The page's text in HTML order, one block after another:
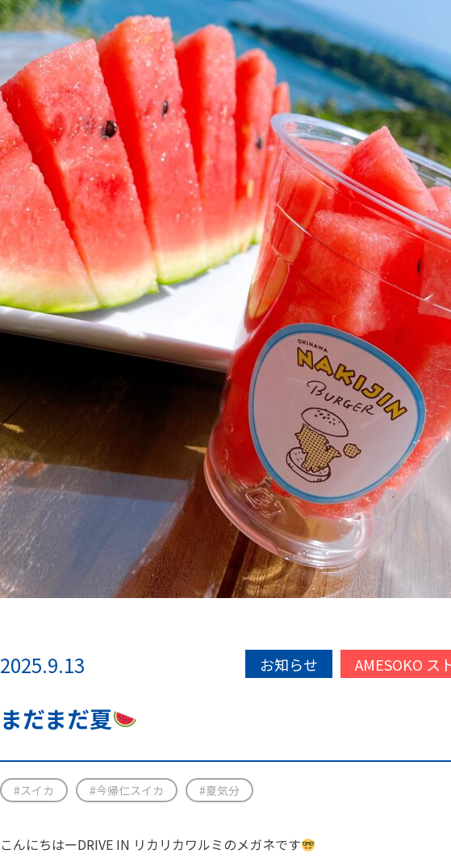
2025.9.13 お知らせ AMESOKO ス
まだまだ夏
#スイカ #今帰仁スイカ #夏気分
こんにちはーDRIVE IN リカリカワルミのメガネです